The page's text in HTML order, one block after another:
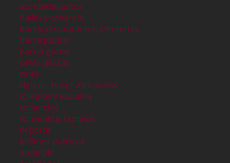
acontecimientos
bailes y cabarets
bares, restaurantes, cafeterías
barraquismo
barrio gótico
calles, plazas
cines
clinicas, hospitales, asilos
colegios y escuelas
comercios
conventos, templos
deporte
edificios publicos
eixample